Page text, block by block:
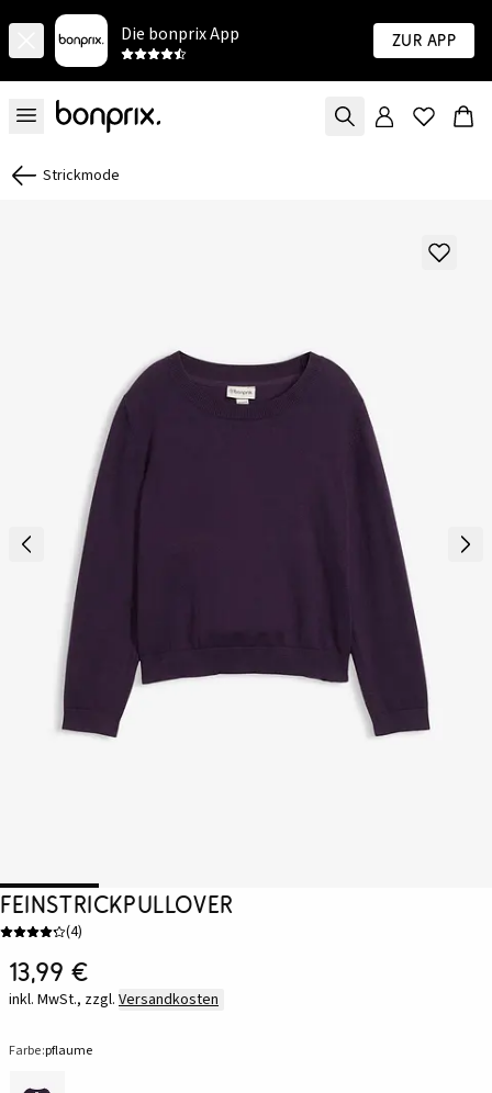
Die bonprix App Zur App
Strickmode
Feinstrickpullover
(4)
13,99 €
inkl. MwSt., zzgl. Versandkosten
Farbe:pflaume